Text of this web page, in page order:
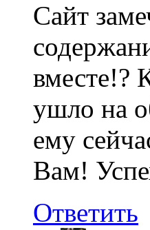
Сайт
вместе!?
ушло на
ему
Вам!
Ответить